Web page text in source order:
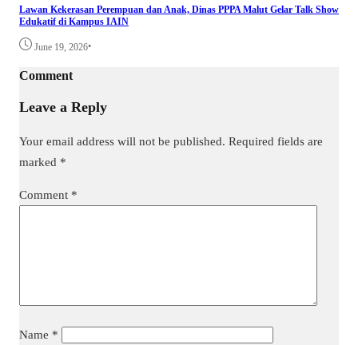
Lawan Kekerasan Perempuan dan Anak, Dinas PPPA Malut Gelar Talk Show
Edukatif di Kampus IAIN
June 19, 2026•
Comment
Leave a Reply
Your email address will not be published. Required fields are
marked *
Comment *
Name *